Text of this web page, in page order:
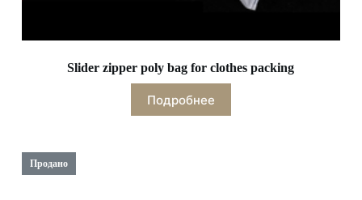
Slider zipper poly bag for clothes packing
Подробнее
Продано